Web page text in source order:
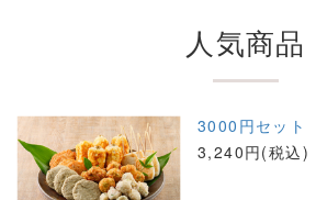
人気商品
3000円セット
3,240円(税込)